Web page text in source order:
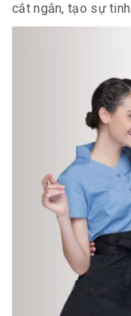
cắt ngắn, tạo sự